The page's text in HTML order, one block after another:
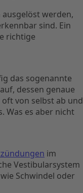
werden,
sind. Ein
richtige
das sogenannte
auf, dessen genaue
von selbst ab und
Was es aber nicht
im
Vestibularsystem
Schwindel oder